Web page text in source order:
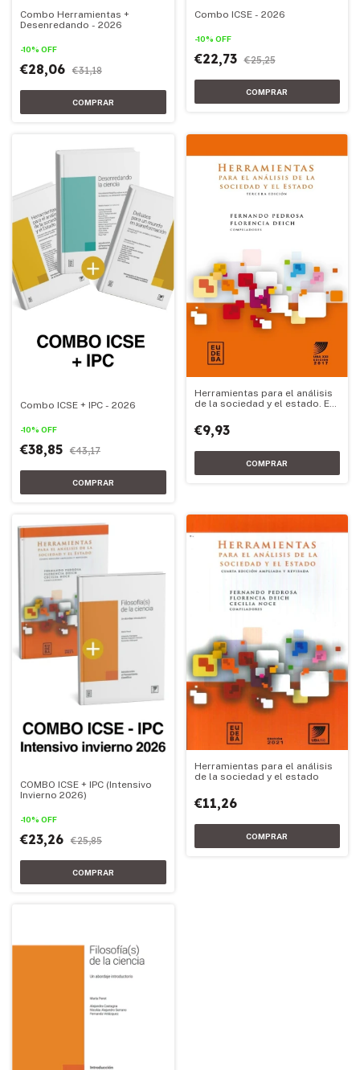
Combo Herramientas +
Desenredando - 2026
-10% OFF
€28,06 €31,18
Combo ICSE - 2026
-10% OFF
€22,73 €25,25
Combo ICSE + IPC - 2026
-10% OFF
€38,85 €43,17
Herramientas para el análisis
de la sociedad y el estado. Ed.
€9,93
COMBO ICSE + IPC (Intensivo
Invierno 2026)
-10% OFF
€23,26 €25,85
Herramientas para el análisis
de la sociedad y el estado
€11,26